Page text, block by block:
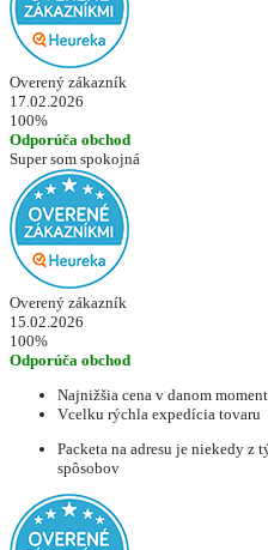
Overený zákazník
17.02.2026
100%
Odporúča obchod
Super som spokojná
Overený zákazník
15.02.2026
100%
Odporúča obchod
Najnižšia cena v danom
Vcelku rýchla expedícia tovaru
Packeta na adresu je niekedy z
spôsobov